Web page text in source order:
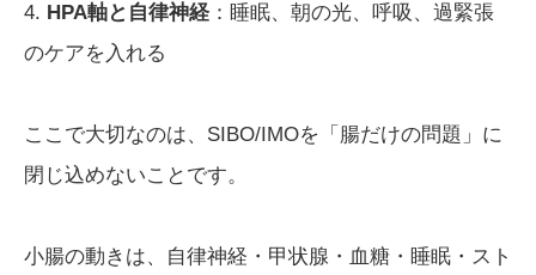
4. HPA軸と自律神経 ：睡眠、朝の光、呼吸、過緊張
のケアを入れる
ここで大切なのは、SIBO/IMOを「腸だけの問題」に
閉じ込めないことです。
小腸の動きは、自律神経・甲状腺・血糖・睡眠・スト